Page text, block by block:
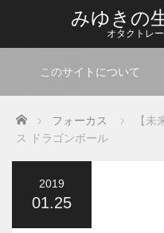
みゆきの
オタクトレ
このサイトについて
Home フォーカス
【
ス ドラゴンボール
2019
01.25